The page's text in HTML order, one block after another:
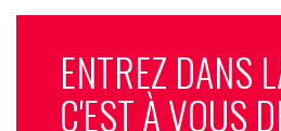
ENTREZ DANS
C'EST À VOUS